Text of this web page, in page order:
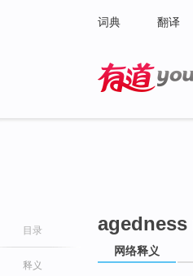
词典 翻译
目录
释义
agedness
网络释义